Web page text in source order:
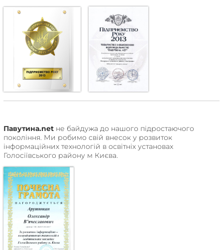
Павутина.net не байдужа до нашого підростаючого
покоління. Ми робимо свій внесок у розвиток
інформаційних технологій в освітніх установах
Голосіївського району м Києва.